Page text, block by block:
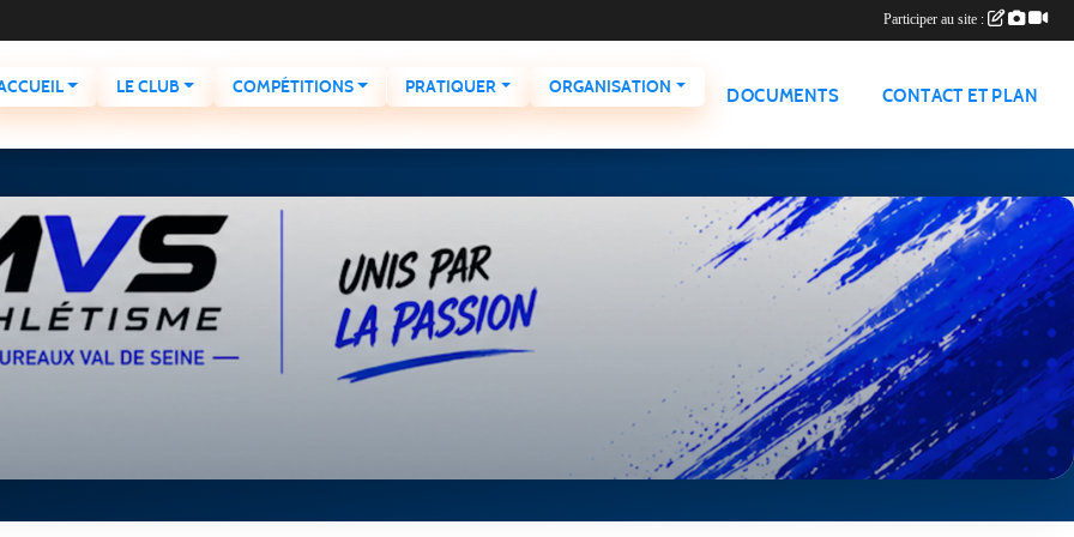
LE CLUB COMPÉTITIONS PRATIQUER ORGANISATION DOCUMENTS CONTACT ET PLAN
Participer au site :